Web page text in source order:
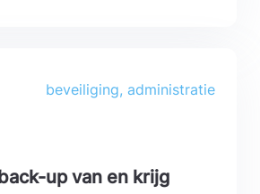
beveiliging, administratie
up van en krijg